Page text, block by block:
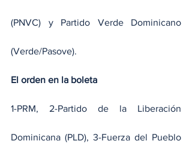
(PNVC) y Partido Verde Dominicano
(Verde/Pasove).
El orden en la boleta
1-PRM, 2-Partido de la Liberación
Dominicana (PLD), 3-Fuerza del Pueblo